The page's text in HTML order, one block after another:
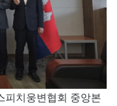
피치웅변협회 중앙본